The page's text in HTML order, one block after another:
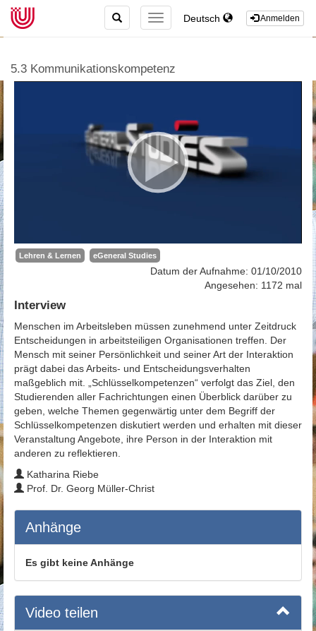
Anmelden
Deutsch
TOGGLE
NAVIGATION
TOGGLE
SEARCH
5.3 Kommunikationskompetenz
Lehren & Lernen eGeneral Studies
Datum der Aufnahme: 01/10/2010
Angesehen: 1172 mal
Interview
Menschen im Arbeitsleben müssen zunehmend unter Zeitdruck
Entscheidungen in arbeitsteiligen Organisationen treffen. Der
Mensch mit seiner Persönlichkeit und seiner Art der Interaktion
prägt dabei das Arbeits- und Entscheidungsverhalten
maßgeblich mit. „Schlüsselkompetenzen“ verfolgt das Ziel, den
Studierenden aller Fachrichtungen einen Überblick darüber zu
geben, welche Themen gegenwärtig unter dem Begriff der
Schlüsselkompetenzen diskutiert werden und erhalten mit dieser
Veranstaltung Angebote, ihre Person in der Interaktion mit
anderen zu reflektieren.
Katharina Riebe
Prof. Dr. Georg Müller-Christ
Anhänge
Es gibt keine Anhänge
Video teilen